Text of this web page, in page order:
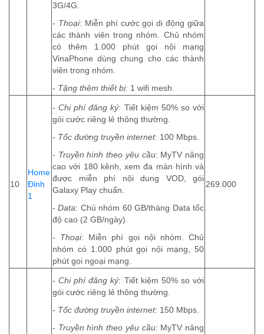
3G/4G.
- Thoại: Miễn phí cước gọi di động giữa
các thành viên trong nhóm. Chủ nhóm
có thêm 1.000 phút gọi nội mạng
VinaPhone dùng chung cho các thành
viên trong nhóm.
- Tặng thêm thiết bị: 1 wifi mesh.
10
Home
Đỉnh
1
-Chi phí đăng ký: Tiết kiệm 50% so với
gói cước riêng lẻ thông thường.
- Tốc đường truyền internet: 100 Mbps.
- Truyền hình theo yêu cầu: MyTV nâng
cao với 180 kênh, xem đa màn hình và
được miễn phí nội dung VOD, gói
Galaxy Play chuẩn.
-Data: Chủ nhóm 60 GB/tháng Data tốc
độ cao (2 GB/ngày).
- Thoại: Miễn phí gọi nội nhóm. Chủ
nhóm có 1.000 phút gọi nội mạng, 50
phút gọi ngoại mạng.
269.000
-Chi phí đăng ký: Tiết kiệm 50% so với
gói cước riêng lẻ thông thường.
- Tốc đường truyền internet: 150 Mbps.
- Truyền hình theo yêu cầu: MyTV nâng